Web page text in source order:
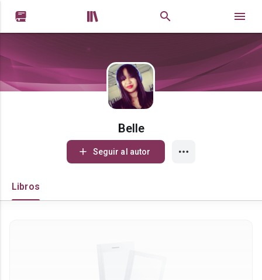
 
Belle
Seguir al autor
Libros